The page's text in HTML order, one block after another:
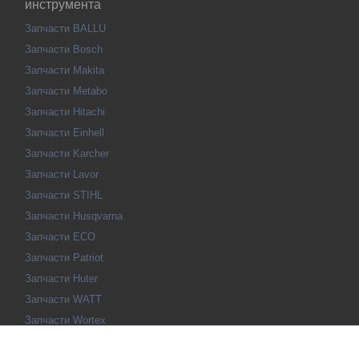
инструмента
Запчасти BALLU
Запчасти Bosch
Запчасти Makita
Запчасти Metabo
Запчасти Hitachi
Запчасти Einhell
Запчасти Karcher
Запчасти Lavor
Запчасти STIHL
Запчасти Husqvarna
Запчасти ECO
Запчасти Patriot
Запчасти Huter
Запчасти WATT
Запчасти Wortex